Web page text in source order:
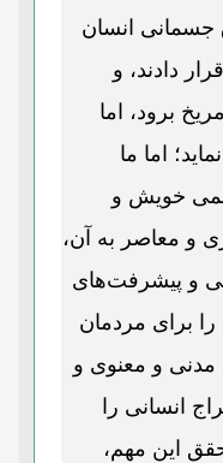
جسمانی انسان
دادند، و
برود، اما
اما ما
علمی خویش و
و معاصر به آن،
و پیشرفت‌های
برای مردمان
مدنی و معنوی و
انسانی را
این مهم،